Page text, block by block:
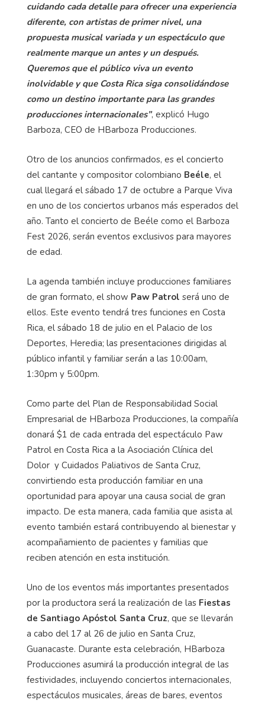
cuidando cada detalle para ofrecer una experiencia
diferente, con artistas de primer nivel, una
propuesta musical variada y un espectáculo que
realmente marque un antes y un después.
Queremos que el público viva un evento
inolvidable y que Costa Rica siga consolidándose
como un destino importante para las grandes
producciones internacionales”, explicó Hugo
Barboza, CEO de HBarboza Producciones.
Otro de los anuncios confirmados, es el concierto
del cantante y compositor colombiano Beéle, el
cual llegará el sábado 17 de octubre a Parque Viva
en uno de los conciertos urbanos más esperados del
año. Tanto el concierto de Beéle como el Barboza
Fest 2026, serán eventos exclusivos para mayores
de edad.
La agenda también incluye producciones familiares
de gran formato, el show Paw Patrol será uno de
ellos. Este evento tendrá tres funciones en Costa
Rica, el sábado 18 de julio en el Palacio de los
Deportes, Heredia; las presentaciones dirigidas al
público infantil y familiar serán a las 10:00am,
1:30pm y 5:00pm.
Como parte del Plan de Responsabilidad Social
Empresarial de HBarboza Producciones, la compañía
donará $1 de cada entrada del espectáculo Paw
Patrol en Costa Rica a la Asociación Clínica del
Dolor y Cuidados Paliativos de Santa Cruz,
convirtiendo esta producción familiar en una
oportunidad para apoyar una causa social de gran
impacto. De esta manera, cada familia que asista al
evento también estará contribuyendo al bienestar y
acompañamiento de pacientes y familias que
reciben atención en esta institución.
Uno de los eventos más importantes presentados
por la productora será la realización de las Fiestas
de Santiago Apóstol Santa Cruz, que se llevarán
a cabo del 17 al 26 de julio en Santa Cruz,
Guanacaste. Durante esta celebración, HBarboza
Producciones asumirá la producción integral de las
festividades, incluyendo conciertos internacionales,
espectáculos musicales, áreas de bares, eventos